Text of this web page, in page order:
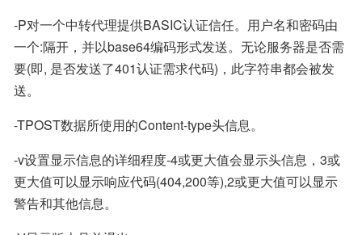
-P对一个中转代理提供BASIC认证信任。用户名和密码由
一个:隔开，并以base64编码形式发送。无论服务器是否需
要(即, 是否发送了401认证需求代码)，此字符串都会被发
送。
-TPOST数据所使用的Content-type头信息。
-v设置显示信息的详细程度-4或更大值会显示头信息，3或
更大值可以显示响应代码(404,200等),2或更大值可以显示
警告和其他信息。